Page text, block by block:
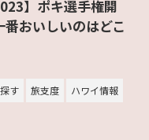
】ポキ選手権開
おいしいのはどこ
す 旅支度 ハワイ情報